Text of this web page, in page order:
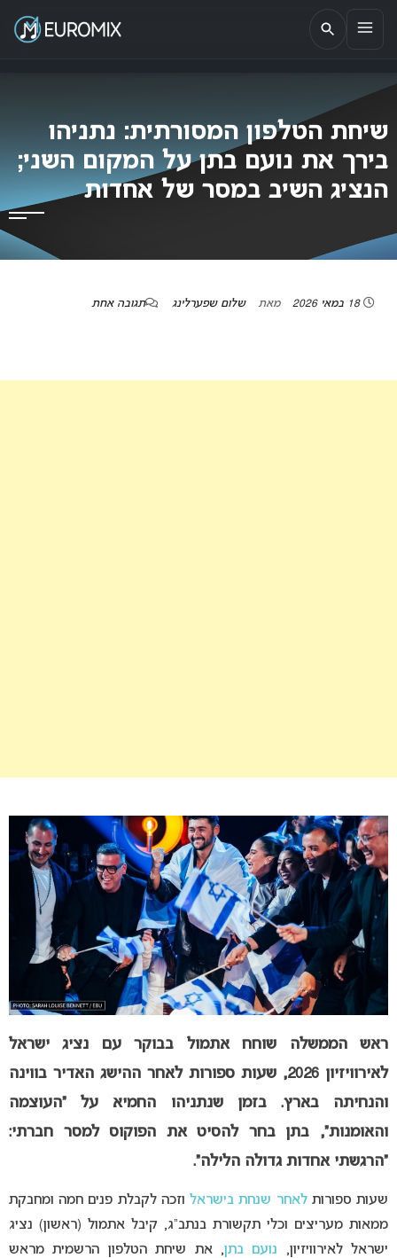
EUROMIX
אתר הבית של האירוויזיון בישראל
שיחת הטלפון המסורתית: נתניהו
בירך את נועם בתן על המקום השני;
הנציג השיב במסר של אחדות
18 במאי 2026 מאת שלום שפערלינג תגובה אחת
ראש הממשלה שוחח אתמול בבוקר עם נציג ישראל
לאירוויזיון 2026, שעות ספורות לאחר ההישג האדיר בווינה
והנחיתה בארץ. בזמן שנתניהו החמיא על “העוצמה
והאומנות”, בתן בחר להסיט את הפוקוס למסר חברתי:
“הרגשתי אחדות גדולה הלילה”.
שעות ספורותלאחר שנחת בישראל וזכה לקבלת פנים חמה ומחבקת
ממאות מעריצים וכלי תקשורת בנתב”ג, קיבל אתמול (ראשון) נציג
ישראל לאירוויזיון, נועם בתן, את שיחת הטלפון הרשמית מראש